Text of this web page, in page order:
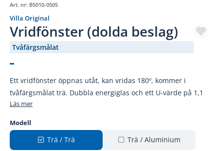
Art. nr: B5010-0505
Villa Original
Vridfönster (dolda beslag)
Tvåfärgsmålat
Ett vridfönster öppnas utåt, kan vridas 180º, kommer i
tvåfärgsmålat trä. Dubbla energiglas och ett U-värde på 1,1
Läs mer
Modell
Trä / Trä Trä / Aluminium